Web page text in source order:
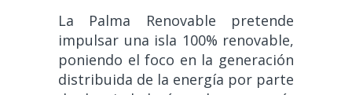
La Palma Renovable pretende
impulsar una isla 100% renovable,
poniendo el foco en la generación
distribuida de la energía por parte